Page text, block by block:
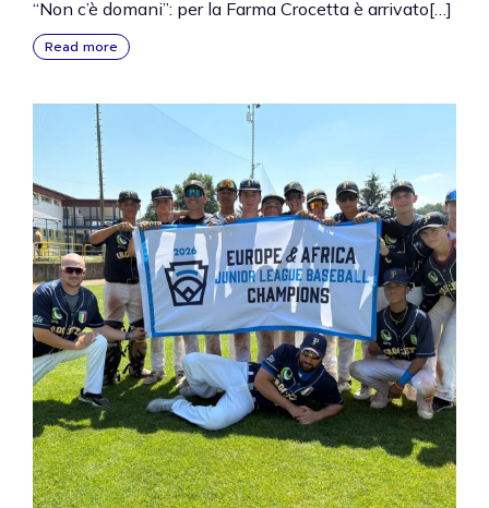
“Non c’è domani”: per la Farma Crocetta è arrivato[…]
Read more